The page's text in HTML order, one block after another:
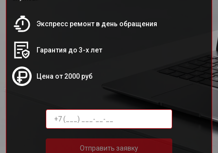
Экспресс ремонт в день обращения
Гарантия до 3-х лет
Цена от 2000 руб
Отправить заявку